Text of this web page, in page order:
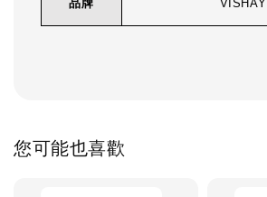
品牌 VISHAY
您可能也喜歡